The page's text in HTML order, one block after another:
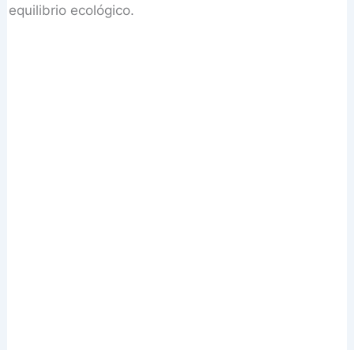
equilibrio ecológico.